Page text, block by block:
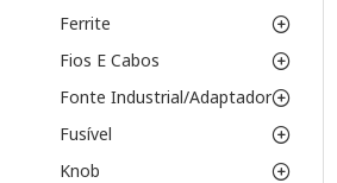
Ferrite
Fios E Cabos
Fonte Industrial/Adaptador
Fusível
Knob